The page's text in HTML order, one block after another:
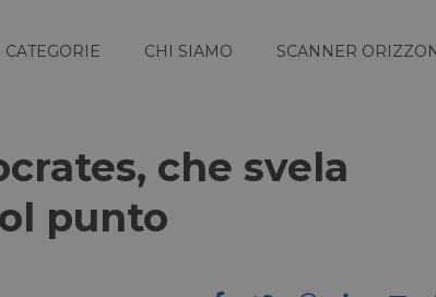
CATEGORIE CHI SIAMO SCANNER
che svela
punto